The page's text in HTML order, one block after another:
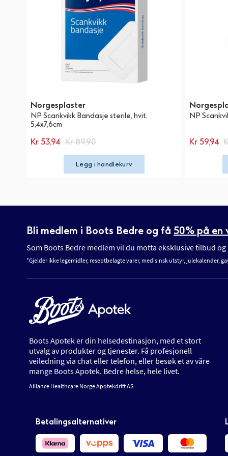
Norgesplaster
NP Scankvikk Bandasje sterile, hvit,
5,4x7,6cm
Kr 53,94 Kr 89,90
Legg i handlekurv
NP
Kr 59,94
Bli medlem i Boots Bedre og få 50% på en
Som Boots Bedre medlem vil du motta eksklusive tilbud
*Gjelder ikke legemidler, reseptbelagte varer, medisinsk utstyr, julekalender,
Boots Apotek er din helsedestinasjon, med et stort
utvalg av produkter og tjenester. Få profesjonell
veiledning via chat eller telefon, eller besøk et av våre
mange Boots Apotek. Bedre helse, hele livet.
Alliance Healthcare Norge Apotekdrift AS
Betalingsalternativer